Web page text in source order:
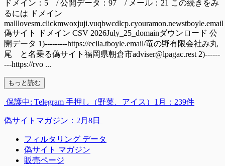
ドメイン：5 / 公開データ：97 / メール：21 この続きをみ
るには ドメイン
malllovesm.clickmwoxjuji.vuqbwcdlcp.cyouramon.newstboyle.email
偽サイト ドメイン CSV 2026July_25_domainダウンロード 公
開データ 1)---------https://eclla.tboyle.email/竜の野有限会社み丸
尾 と名乗る偽サイト福岡県朝倉市adviser@lpagac.rest 2)------
---https://rvo ...
もっと読む
保護中: Telegram 手押し（野菜、アイス）1月：239件
偽サイトマガジン：2月8日
フィルタリング データ
偽サイト マガジン
販売ページ